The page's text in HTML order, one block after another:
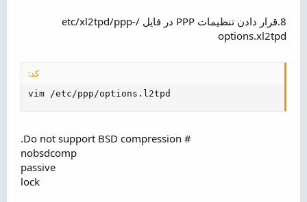
8.قرار دادن تنظیمات PPP در فایل /etc/xl2tpd/ppp-
options.xl2tpd
کد:
vim /etc/ppp/options.l2tpd
# Do not support BSD compression.
nobsdcomp
passive
lock